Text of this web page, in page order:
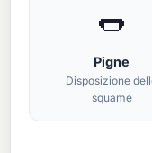
🌭
Pigne
Disposizione
squame